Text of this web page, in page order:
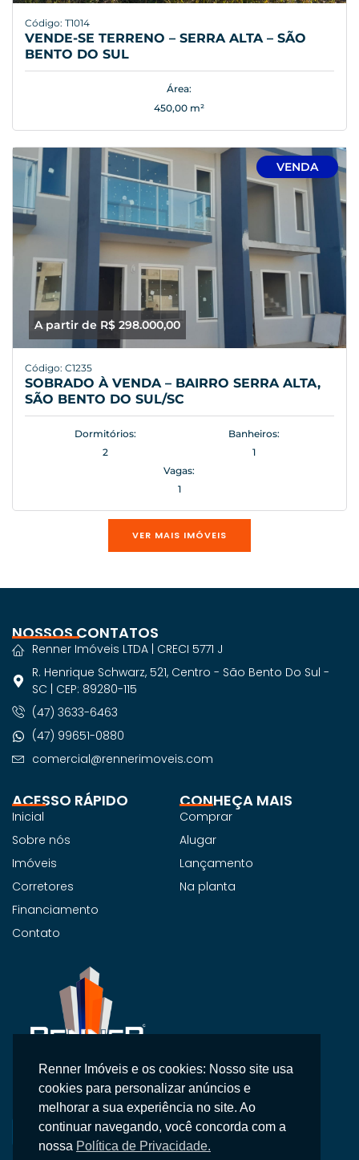
Código: T1014
VENDE-SE TERRENO – SERRA ALTA – SÃO
BENTO DO SUL
Área:
450,00 m²
A partir de R$ 298.000,00
VENDA
Código: C1235
SOBRADO À VENDA – BAIRRO SERRA ALTA,
SÃO BENTO DO SUL/SC
Dormitórios:
2
Banheiros:
1
Vagas:
1
VER MAIS IMÓVEIS
Na Renner Imobiliária, não vendemos apenas imóveis,
entregamos segurança, confiança e um atendimento
personalizado.
ACESSO RÁPIDO
Inicial
Sobre nós
Imóveis
Corretores
Financiamento
Contato
CONHEÇA MAIS
Comprar
Alugar
Lançamento
Na planta
NOSSOS CONTATOS
Renner Imóveis LTDA | CRECI 5771 J
R. Henrique Schwarz, 521, Centro - São Bento Do Sul -
SC | CEP: 89280-115
(47) 3633-6463
(47) 99651-0880
comercial@rennerimoveis.com
Renner Imóveis e os cookies: Nosso site usa
cookies para personalizar anúncios e
melhorar a sua experiência no site. Ao
continuar navegando, você concorda com a
nossa Política de Privacidade.